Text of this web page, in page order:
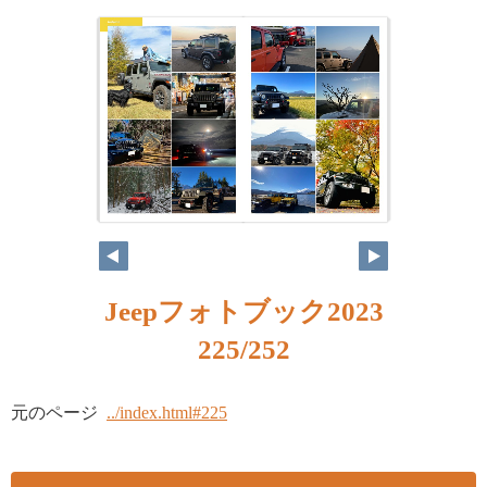
Jeepフォトブック2023
225/252
元のページ ../index.html#225